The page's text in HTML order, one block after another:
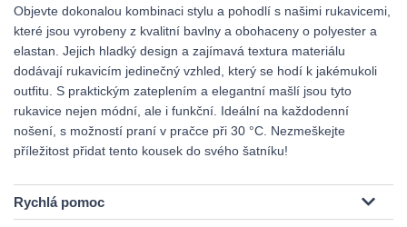
Objevte dokonalou kombinaci stylu a pohodlí s našimi rukavicemi,
které jsou vyrobeny z kvalitní bavlny a obohaceny o polyester a
elastan. Jejich hladký design a zajímavá textura materiálu
dodávají rukavicím jedinečný vzhled, který se hodí k jakémukoli
outfitu. S praktickým zateplením a elegantní mašlí jsou tyto
rukavice nejen módní, ale i funkční. Ideální na každodenní
nošení, s možností praní v pračce při 30 °C. Nezmeškejte
příležitost přidat tento kousek do svého šatníku!
Rychlá pomoc